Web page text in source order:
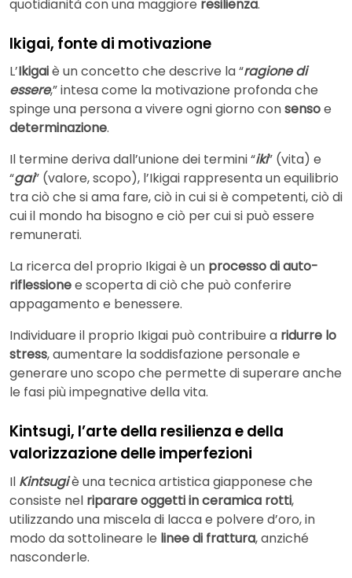
quotidianità con una maggiore resilienza.
Ikigai, fonte di motivazione
L’Ikigaiè un concetto che descrive la “ragione di
essere,” intesa come la motivazione profonda che
spinge una persona a vivere ogni giorno consensoe
determinazione.
Il termine deriva dall’unione dei termini “iki” (vita) e
“gai” (valore, scopo), l’Ikigai rappresenta un equilibrio
tra ciò che si ama fare, ciò in cui si è competenti, ciò di
cui il mondo ha bisogno e ciò per cui si può essere
remunerati.
La ricerca del proprio Ikigai è un processo di auto-
riflessionee scoperta di ciò che può conferire
appagamento e benessere.
Individuare il proprio Ikigai può contribuire a ridurre lo
stress, aumentare la soddisfazione personale e
generare uno scopo che permette di superare anche
le fasi più impegnative della vita.
Kintsugi, l’arte della resilienza e della
valorizzazione delle imperfezioni
Il Kintsugiè una tecnica artistica giapponese che
consiste nel riparare oggetti in ceramica rotti,
utilizzando una miscela di lacca e polvere d’oro, in
modo da sottolineare le linee di frattura, anziché
nasconderle.